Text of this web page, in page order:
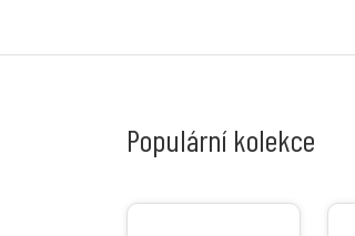
Populární kolekce